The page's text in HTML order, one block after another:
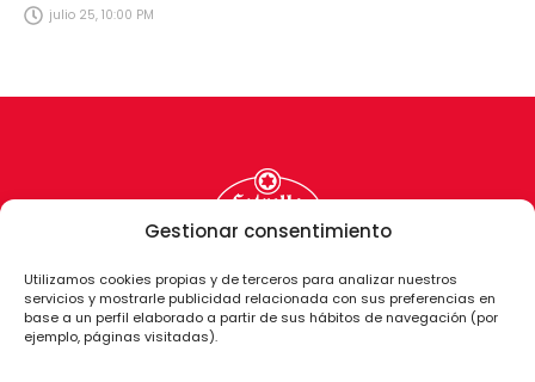
Gestionar consentimiento
Utilizamos cookies propias y de terceros para analizar nuestros
servicios y mostrarle publicidad relacionada con sus preferencias en
base a un perfil elaborado a partir de sus hábitos de navegación (por
ejemplo, páginas visitadas).
julio 25, 10:00 PM